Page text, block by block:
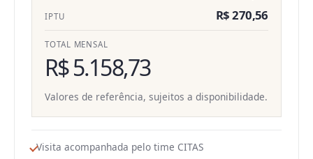
IPTU R$ 270,56
TOTAL MENSAL
R$ 5.158,73
Valores de referência, sujeitos a disponibilidade.
Visita acompanhada pelo time CITAS